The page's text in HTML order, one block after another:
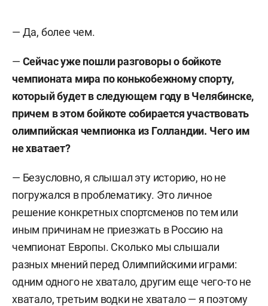
— Да, более чем.
— Сейчас уже пошли разговоры о бойкоте
чемпионата мира по конькобежному спорту,
который будет в следующем году в Челябинске,
причем в этом бойкоте собирается участвовать
олимпийская чемпионка из Голландии. Чего им
не хватает?
— Безусловно, я слышал эту историю, но не
погружался в проблематику. Это личное
решение конкретных спортсменов по тем или
иным причинам не приезжать в Россию на
чемпионат Европы. Сколько мы слышали
разных мнений перед Олимпийскими играми:
одним одного не хватало, другим еще чего-то не
хватало, третьим водки не хватало — я поэтому